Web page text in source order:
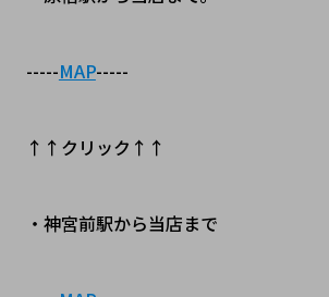
-----MAP-----
↑↑クリック↑↑
・神宮前駅から当店まで